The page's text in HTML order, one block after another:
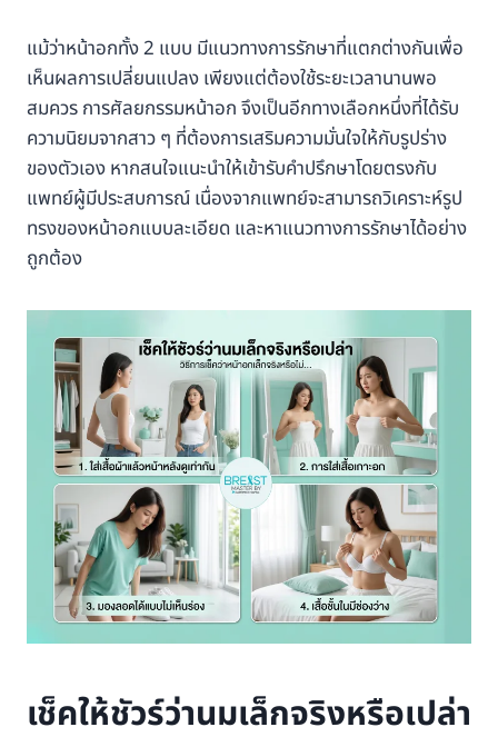
แม้ว่าหน้าอกทั้ง 2 แบบ มีแนวทางการรักษาที่แตกต่างกันเพื่อ
เห็นผลการเปลี่ยนแปลง เพียงแต่ต้องใช้ระยะเวลานานพอ
สมควร การศัลยกรรมหน้าอก จึงเป็นอีกทางเลือกหนึ่งที่ได้รับ
ความนิยมจากสาว ๆ ที่ต้องการเสริมความมั่นใจให้กับรูปร่าง
ของตัวเอง หากสนใจแนะนำให้เข้ารับคำปรึกษาโดยตรงกับ
แพทย์ผู้มีประสบการณ์ เนื่องจากแพทย์จะสามารถวิเคราะห์รูป
ทรงของหน้าอกแบบละเอียด และหาแนวทางการรักษาได้อย่าง
ถูกต้อง
เช็คให้ชัวร์ว่านมเล็กจริงหรือเปล่า